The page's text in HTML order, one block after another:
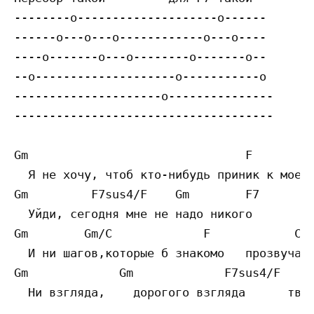
--------о--------------------о------
------о---о---о------------о---о----
----о-------о---о--------о-------о--
--о--------------------о-----------о
---------------------о---------------
-------------------------------------
Gm                               F
Я не хочу, чтоб кто-нибудь приник к моей
Gm         F7sus4/F    Gm        F7
  Уйди, сегодня мне не надо никого
Gm        Gm/C             F            C
И ни шагов,которые б знакомо
Gm             Gm             F7sus4/F
Ни взгляда,    дорогого взгляда